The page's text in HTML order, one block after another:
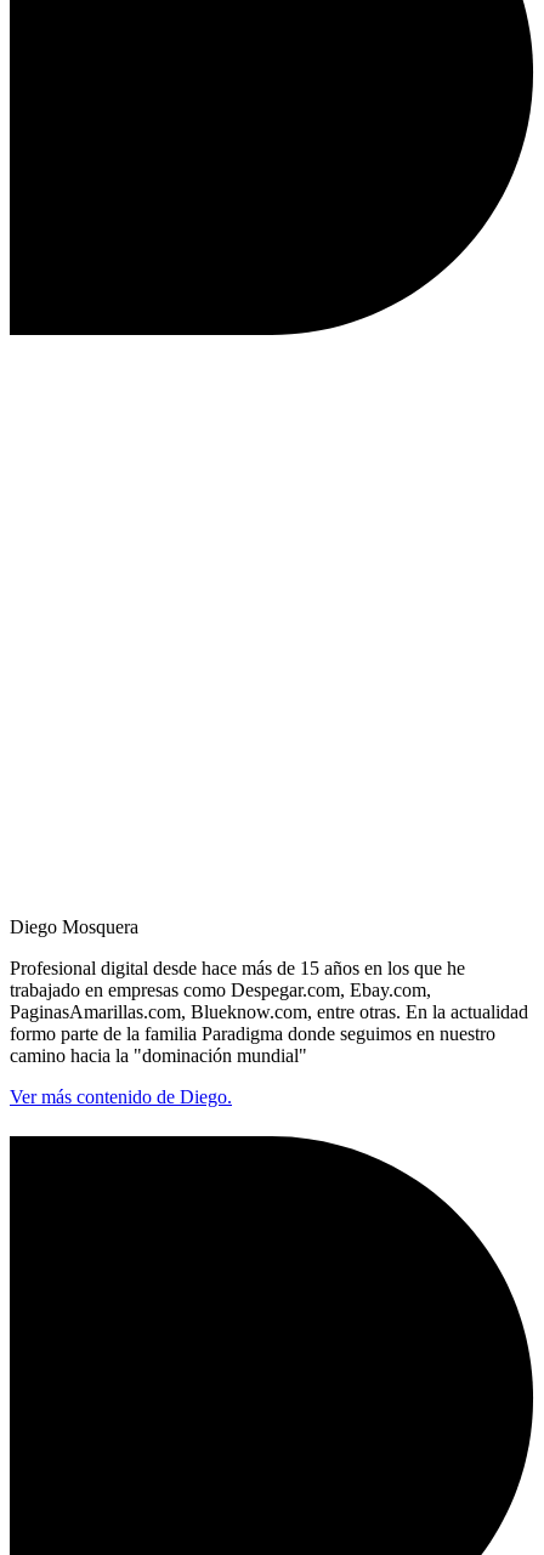
Diego Mosquera
Profesional digital desde hace más de 15 años en los que he
trabajado en empresas como Despegar.com, Ebay.com,
PaginasAmarillas.com, Blueknow.com, entre otras. En la actualidad
formo parte de la familia Paradigma donde seguimos en nuestro
camino hacia la "dominación mundial"
Ver más contenido de Diego.